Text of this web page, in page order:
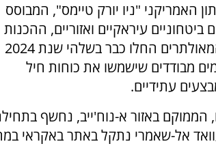
האמריקני "ניו יורק טיימס", המבוסס
ביטחוניים עיראקיים ואזוריים, ההכנות
להקמת הבסיסים המאולתרים החלו כבר בשלהי שנת 2024
מבודדים שישמשו את כוחות חיל
עתידיים.
הממוקם באזור א-נוח'ייב, נחשף